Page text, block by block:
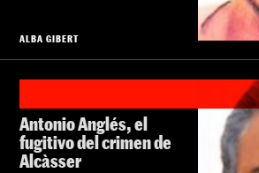
ALBA GIBERT
Antonio Anglés, el
fugitivo del crimen de
Alcàsser